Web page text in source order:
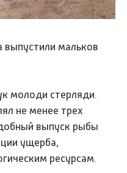
выпустили мальков
молоди стерляди.
не менее трех
выпуск рыбы
ущерба,
ресурсам.